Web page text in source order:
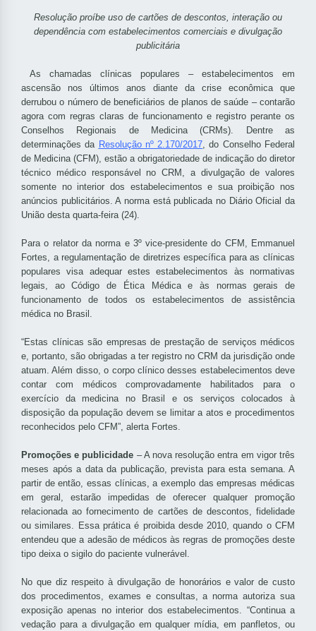
Resolução proíbe uso de cartões de descontos, interação ou
dependência com estabelecimentos comerciais e divulgação
publicitária
As chamadas clínicas populares – estabelecimentos em
ascensão nos últimos anos diante da crise econômica que
derrubou o número de beneficiários de planos de saúde – contarão
agora com regras claras de funcionamento e registro perante os
Conselhos Regionais de Medicina (CRMs). Dentre as
determinações da Resolução nº 2.170/2017, do Conselho Federal
de Medicina (CFM), estão a obrigatoriedade de indicação do diretor
técnico médico responsável no CRM, a divulgação de valores
somente no interior dos estabelecimentos e sua proibição nos
anúncios publicitários. A norma estápublicada no Diário Oficial da
União desta quarta-feira (24).
Para o relator da norma e 3º vice-presidente do CFM, Emmanuel
Fortes, a regulamentação de diretrizes específica para as clínicas
populares visa adequar estes estabelecimentos às normativas
legais, ao Código de Ética Médica e às normas gerais de
funcionamento de todos os estabelecimentos de assistência
médica no Brasil.
“Estas clínicas são empresas de prestação de serviços médicos
e, portanto, são obrigadas a ter registro no CRM da jurisdição onde
atuam. Além disso, o corpo clínico desses estabelecimentos deve
contar com médicos comprovadamente habilitados para o
exercício da medicina no Brasil e os serviços colocados à
disposição da população devem se limitar a atos e procedimentos
reconhecidos pelo CFM”, alerta Fortes.
Promoções e publicidade – A nova resolução entra em vigor três
meses após a data da publicação, prevista para esta semana. A
partir de então, essas clínicas, a exemplo das empresas médicas
em geral, estarão impedidas de oferecer qualquer promoção
relacionada ao fornecimento de cartões de descontos, fidelidade
ou similares. Essa prática é proibida desde 2010, quando o CFM
entendeu que a adesão de médicos às regras de promoções deste
tipo deixa o sigilo do paciente vulnerável.
No que diz respeito à divulgação de honorários e valor de custo
dos procedimentos, exames e consultas, a norma autoriza sua
exposição apenas no interior dos estabelecimentos. “Continua a
vedação para a divulgação em qualquer mídia, em panfletos, ou